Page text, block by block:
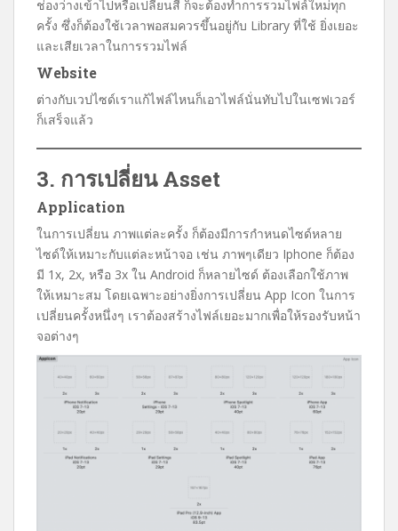
ช่องว่างเข้าไปหรือเปลี่ยนสี ก็จะต้องทำการรวมไฟล์ใหม่ทุก
ครั้ง ซึ่งก็ต้องใช้เวลาพอสมควรขึ้นอยู่กับ Library ที่ใช้ ยิ่งเยอะ
และเสียเวลาในการรวมไฟล์
Website
ต่างกับเวปไซด์เราแก้ไฟล์ไหนก็เอาไฟล์นั่นทับไปในเซฟเวอร์
ก็เสร็จแล้ว
3. การเปลี่ยน Asset
Application
ในการเปลี่ยน ภาพแต่ละครั้ง ก็ต้องมีการกำหนดไซด์หลาย
ไซด์ให้เหมาะกับแต่ละหน้าจอ เช่น ภาพๆเดียว Iphone ก็ต้อง
มี 1x, 2x, หรือ 3x ใน Android ก็หลายไซด์ ต้องเลือกใช้ภาพ
ให้เหมาะสม โดยเฉพาะอย่างยิ่งการเปลี่ยน App Icon ในการ
เปลี่ยนครั้งหนึ่งๆ เราต้องสร้างไฟล์เยอะมากเพื่อให้รองรับหน้า
จอต่างๆ